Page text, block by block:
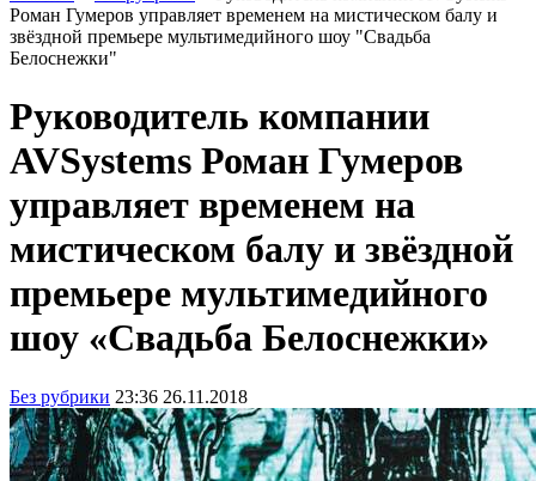
Роман Гумеров управляет временем на мистическом балу и
звёздной премьере мультимедийного шоу "Свадьба
Белоснежки"
Руководитель компании
AVSystems Роман Гумеров
управляет временем на
мистическом балу и звёздной
премьере мультимедийного
шоу «Свадьба Белоснежки»
Без рубрики 23:36 26.11.2018